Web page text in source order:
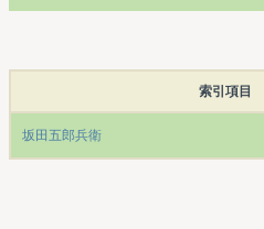
索引項目
坂田五郎兵衛